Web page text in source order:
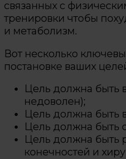
связанных с
тренировки чтобы
и метаболизм.
Вот несколько
постановке ваших
Цель должна быть
недоволен);
Цель должна быть
Цель должна быть
Цель должна быть
конечностей и